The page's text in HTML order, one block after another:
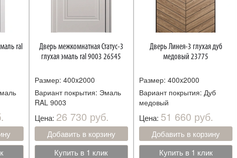
Дверь межкомнатная Статус-3
глухая эмаль ral 9003 26545
Размер: 400x2000
Вариант покрытия: Эмаль
RAL 9003
Цена: 26 730 руб.
Добавить в корзину
Купить в 1 клик
Дверь Линея-3 глухая дуб
медовый 23775
Размер: 400x2000
Вариант покрытия: Дуб
медовый
Цена: 51 660 руб.
Добавить в корзину
Купить в 1 клик